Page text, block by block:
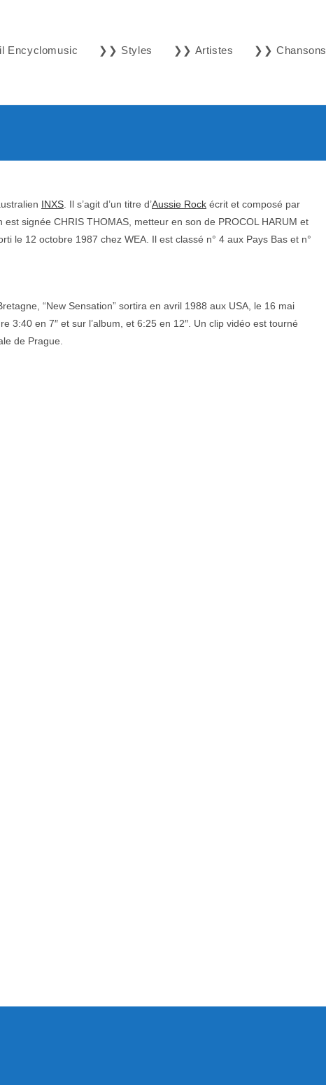
Encyclomusic ❯❯ Styles ❯❯ Artistes ❯❯ Chansons
INXS . Il s’agit d’un titre d’Aussie Rock écrit et composé par
signée CHRIS THOMAS, metteur en son de PROCOL HARUM et
le 12 octobre 1987 chez WEA. Il est classé n° 4 aux Pays Bas et n°
“New Sensation” sortira en avril 1988 aux USA, le 16 mai
3:40 en 7″ et sur l’album, et 6:25 en 12″. Un clip vidéo est tourné
de Prague.